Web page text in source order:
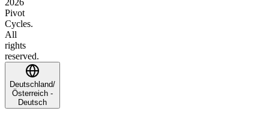
2026
Pivot
Cycles.
All
rights
reserved.
Deutschland/
Österreich -
Deutsch